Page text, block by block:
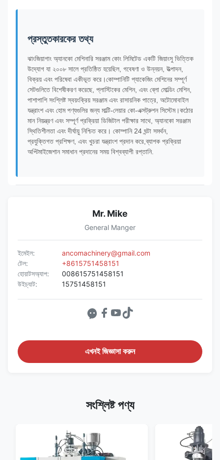
প্রস্তুতকারকের তথ্য
ঝাংজিয়াগাং অ্যানকো মেশিনারি সরঞ্জাম কোং লিমিটেড একটি জিয়াংসু ভিত্তিক
উদ্যোগ যা ২০০৮ সালে প্রতিষ্ঠিত হয়েছিল, গবেষণা ও উন্নয়ন, উত্পাদন,
বিক্রয় এবং পরিষেবা একীভূত করে।কোম্পানিটি প্যাকেজিং মেশিনের সম্পূর্ণ
সেটগুলিতে বিশেষীকরণ করেছে, প্লাস্টিকের মেশিন, এবং ব্লো মোল্ডিং মেশিন,
পাশাপাশি সংশ্লিষ্ট স্বয়ংক্রিয় সরঞ্জাম এবং রাসায়নিক পাত্রে, অটোমোবাইল
যন্ত্রাংশ এবং হোম পণ্যগুলির জন্য মাল্টি-লেয়ার কো-এক্সট্রুশন সিস্টেম।কঠোর
মান নিয়ন্ত্রণ এবং সম্পূর্ণ প্রক্রিয়া ডিজিটাল পরীক্ষার সাথে, অ্যানকো সরঞ্জাম
স্থিতিশীলতা এবং দীর্ঘায়ু নিশ্চিত করে। কোম্পানি 24 ঘন্টা সমর্থন,
প্রযুক্তিগত প্রশিক্ষণ, এবং খুচরা যন্ত্রাংশ প্রদান করে,ব্যাপক প্রক্রিয়া
অপ্টিমাইজেশান সমাধান প্রদানের সময় বিশ্বব্যাপী রপ্তানি.
Mr. Mike
General Manger
ইমেইল:
ancomachinery@gmail.com
টেল:
+8615751458151
হোয়াটসঅ্যাপ:
008615751458151
উইচ্যাট:
15751458151
এখনই জিজ্ঞাসা করুন
সংশ্লিষ্ট পণ্য